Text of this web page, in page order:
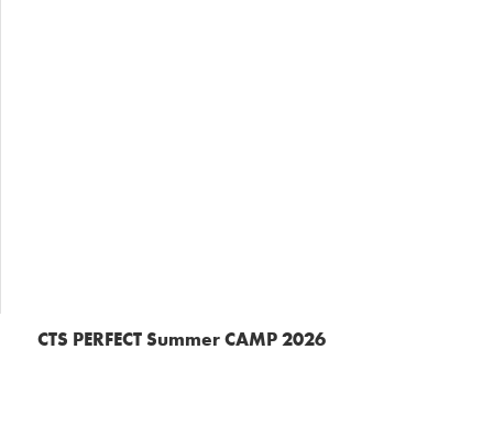
CTS PERFECT Summer CAMP 2026